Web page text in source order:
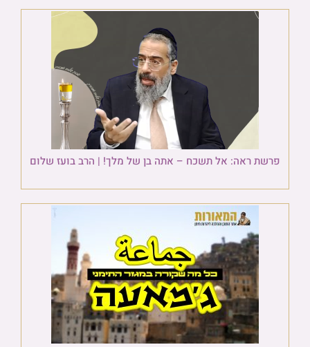
פרשת ראה: אל תשכח – אתה בן של מלך! | הרב בועז שלום